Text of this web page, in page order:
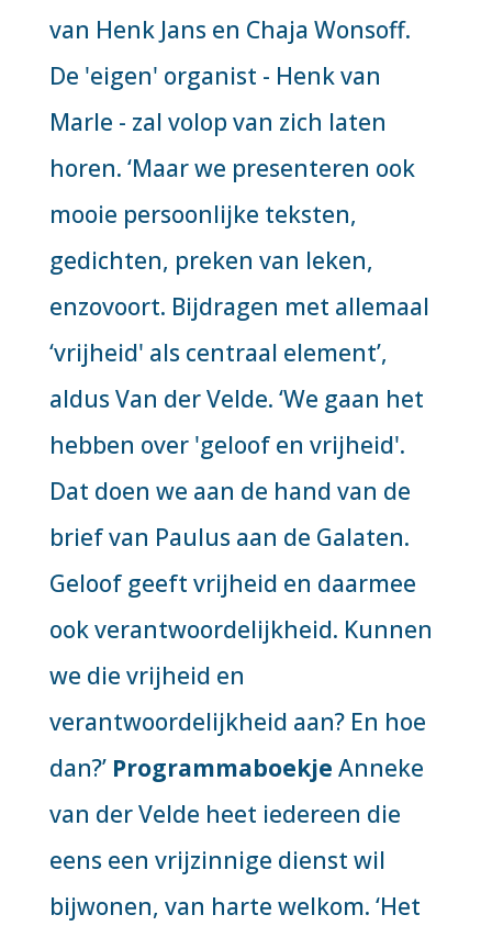
van Henk Jans en Chaja Wonsoff.
De 'eigen' organist - Henk van
Marle - zal volop van zich laten
horen. ‘Maar we presenteren ook
mooie persoonlijke teksten,
gedichten, preken van leken,
enzovoort. Bijdragen met allemaal
‘vrijheid' als centraal element’,
aldus Van der Velde. ‘We gaan het
hebben over 'geloof en vrijheid'.
Dat doen we aan de hand van de
brief van Paulus aan de Galaten.
Geloof geeft vrijheid en daarmee
ook verantwoordelijkheid. Kunnen
we die vrijheid en
verantwoordelijkheid aan? En hoe
dan?’ Programmaboekje Anneke
van der Velde heet iedereen die
eens een vrijzinnige dienst wil
bijwonen, van harte welkom. ‘Het